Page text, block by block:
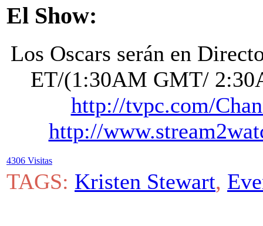
El Show:
Los Oscars serán en
ET/(1:30AM GMT/
http://tvpc.com/
http://
4306 Visitas
TAGS: Kristen Stewart,